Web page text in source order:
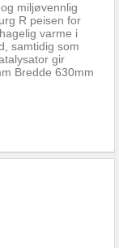
miljøvennlig
R peisen for
varme i
samtidig som
gir
Bredde 630mm
Frittstående,
17,9timer
50
etter 10,8timer
100 %